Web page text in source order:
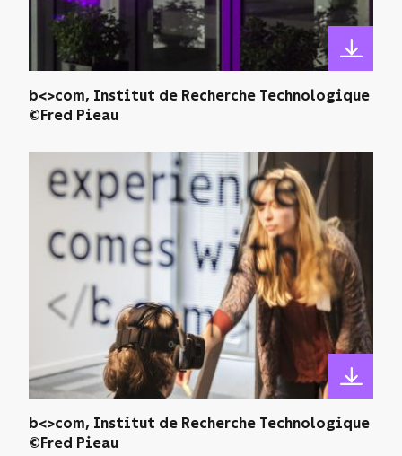
b<>com, Institut de Recherche Technologique
©Fred Pieau
b<>com, Institut de Recherche Technologique
©Fred Pieau